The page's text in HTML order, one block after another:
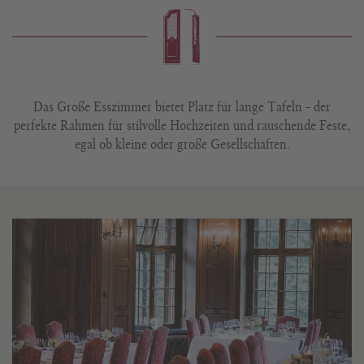
Das Große Esszimmer bietet Platz für lange Tafeln – der
perfekte Rahmen für stilvolle Hochzeiten und rauschende Feste,
egal ob kleine oder große Gesellschaften.